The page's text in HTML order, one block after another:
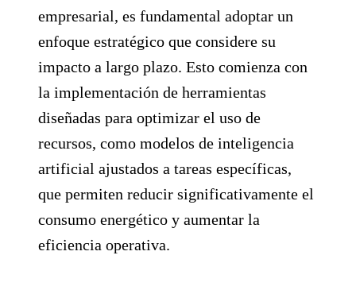
empresarial, es fundamental adoptar un
enfoque estratégico que considere su
impacto a largo plazo. Esto comienza con
la implementación de herramientas
diseñadas para optimizar el uso de
recursos, como modelos de inteligencia
artificial ajustados a tareas específicas,
que permiten reducir significativamente el
consumo energético y aumentar la
eficiencia operativa.